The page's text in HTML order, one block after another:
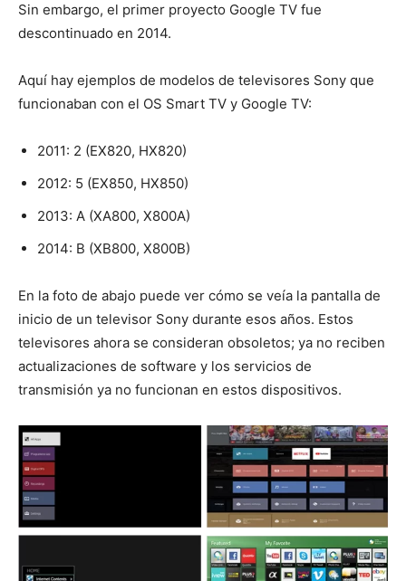
Sin embargo, el primer proyecto Google TV fue
descontinuado en 2014.
Aquí hay ejemplos de modelos de televisores Sony que
funcionaban con el OS Smart TV y Google TV:
2011: 2 (EX820, HX820)
2012: 5 (EX850, HX850)
2013: A (XA800, X800A)
2014: B (XB800, X800B)
En la foto de abajo puede ver cómo se veía la pantalla de
inicio de un televisor Sony durante esos años. Estos
televisores ahora se consideran obsoletos; ya no reciben
actualizaciones de software y los servicios de
transmisión ya no funcionan en estos dispositivos.